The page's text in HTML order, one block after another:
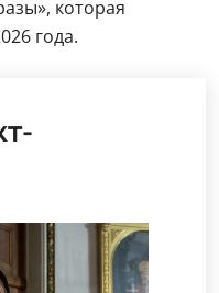
которая
года.